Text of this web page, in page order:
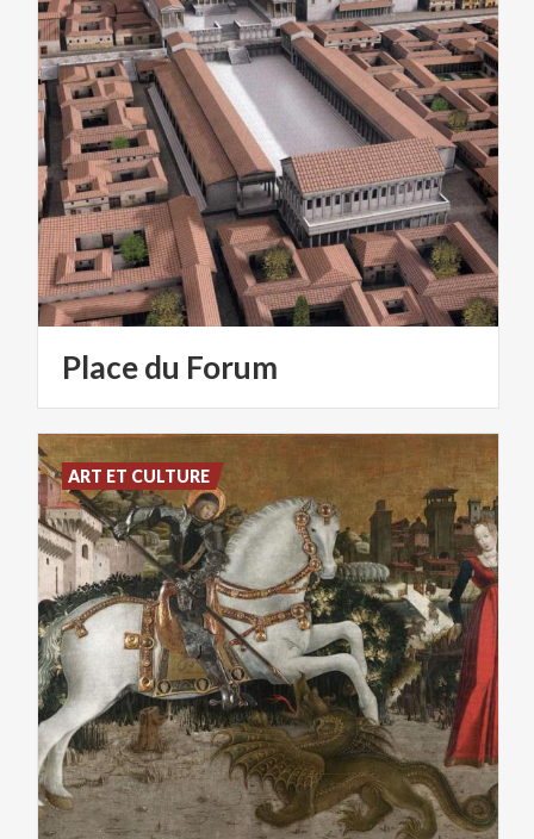
Placedu Forum
ART ET CULTURE